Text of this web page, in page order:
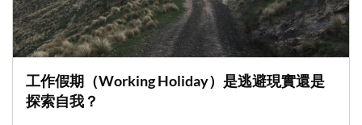
工作假期（Working Holiday）是逃避現實還是
探索自我？